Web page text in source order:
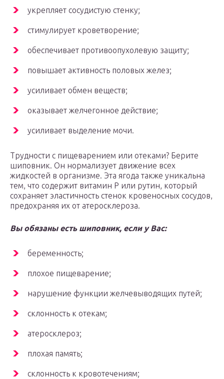
укрепляет сосудистую стенку;
стимулирует кроветворение;
обеспечивает противоопухолевую защиту;
повышает активность половых желез;
усиливает обмен веществ;
оказывает желчегонное действие;
усиливает выделение мочи.
Трудности с пищеварением или отеками? Берите
шиповник. Он нормализует движение всех
жидкостей в организме. Эта ягода также уникальна
тем, что содержит витамин P или рутин, который
сохраняет эластичность стенок кровеносных сосудов,
предохраняя их от атеросклероза.
Вы обязаны есть шиповник, если у Вас:
беременность;
плохое пищеварение;
нарушение функции желчевыводящих путей;
склонность к отекам;
атеросклероз;
плохая память;
склонность к кровотечениям;